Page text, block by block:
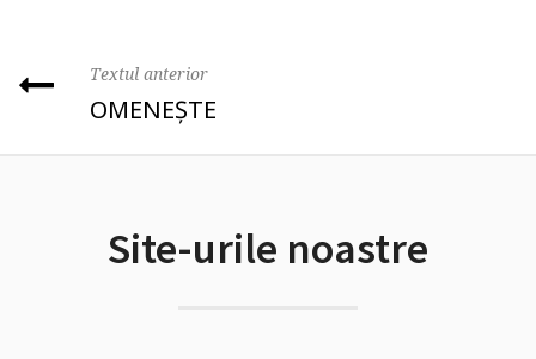
Textul anterior
OMENEȘTE
Site-urile noastre